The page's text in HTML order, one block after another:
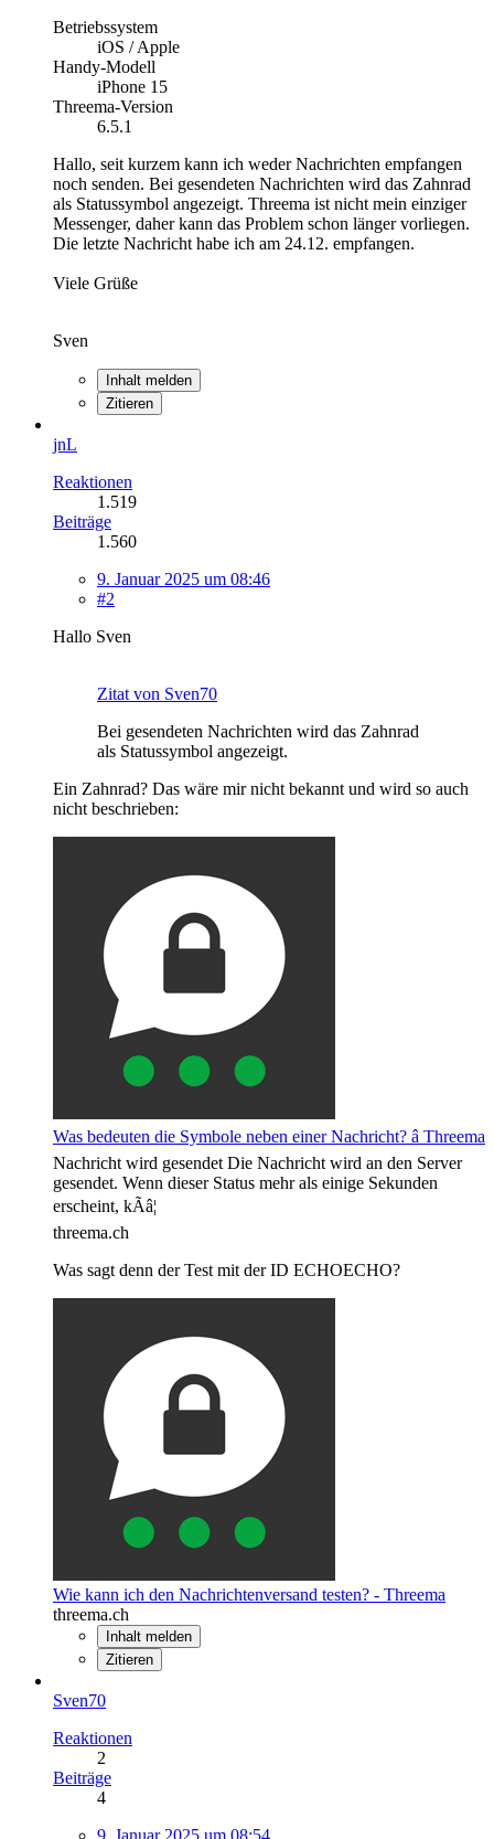
Betriebssystem
iOS / Apple
Handy-Modell
iPhone 15
Threema-Version
6.5.1
Hallo, seit kurzem kann ich weder Nachrichten empfangen
noch senden. Bei gesendeten Nachrichten wird das Zahnrad
als Statussymbol angezeigt. Threema ist nicht mein einziger
Messenger, daher kann das Problem schon länger vorliegen.
Die letzte Nachricht habe ich am 24.12. empfangen.
Viele Grüße
Sven
Inhalt melden
Zitieren
jnL
Reaktionen
1.519
Beiträge
1.560
9. Januar 2025 um 08:46
#2
Hallo Sven
Zitat von Sven70
Bei gesendeten Nachrichten wird das Zahnrad
als Statussymbol angezeigt.
Ein Zahnrad? Das wäre mir nicht bekannt und wird so auch
nicht beschrieben:
Was bedeuten die Symbole neben einer Nachricht? â Threema
Nachricht wird gesendet Die Nachricht wird an den Server
gesendet. Wenn dieser Status mehr als einige Sekunden
erscheint, kÃâ¦
threema.ch
Was sagt denn der Test mit der ID ECHOECHO?
Wie kann ich den Nachrichtenversand testen? - Threema
threema.ch
Inhalt melden
Zitieren
Sven70
Reaktionen
2
Beiträge
4
9. Januar 2025 um 08:54